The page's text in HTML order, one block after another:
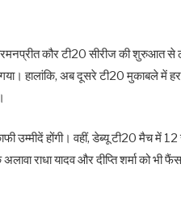
कौर टी20 सीरीज की शुरुआत से
हालांकि, अब दूसरे टी20 मुकाबले में
उम्मीदें होंगी। वहीं, डेब्यू टी20 मैच में
राधा यादव और दीप्ति शर्मा को भी फैंस